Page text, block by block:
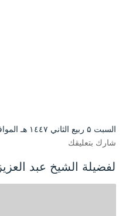
السبت ۵ ربيع الثاني ۱٤٤۷ هـ الموافق ۲۷ سبتمبر ۲۰۲۵ مـ |
شارك بتعليقك
لفضيلة الشيخ عبد